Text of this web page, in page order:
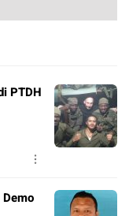
PTDH